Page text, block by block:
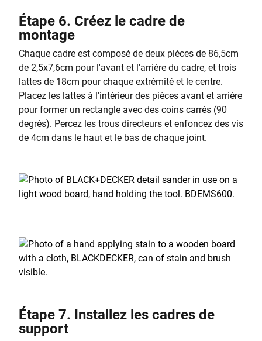
Étape 6. Créez le cadre de
montage
Chaque cadre est composé de deux pièces de 86,5cm
de 2,5x7,6cm pour l'avant et l'arrière du cadre, et trois
lattes de 18cm pour chaque extrémité et le centre.
Placez les lattes à l'intérieur des pièces avant et arrière
pour former un rectangle avec des coins carrés (90
degrés). Percez les trous directeurs et enfoncez des vis
de 4cm dans le haut et le bas de chaque joint.
Étape 7. Installez les cadres de
support